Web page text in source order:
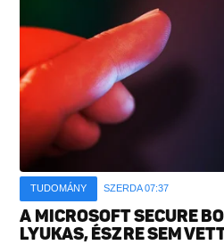
TUDOMÁNY SZERDA 07:37
A MICROSOFT SECURE
LYUKAS, ÉSZRE SEM